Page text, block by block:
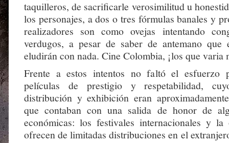
taquilleros, de sacrificarle verosimilitud u
los personajes, a dos o tres fórmulas banales y
realizadores son como ovejas intentando
verdugos, a pesar de saber de antemano
eludirán con nada. Cine Colombia, ¡los que varia
Frente a estos intentos no faltó el esfuerzo
películas de prestigio y respetabilidad,
distribución y exhibición eran
que contaban con una salida de honor de
económicas: los festivales internacionales y la
ofrecen de limitadas distribuciones en el